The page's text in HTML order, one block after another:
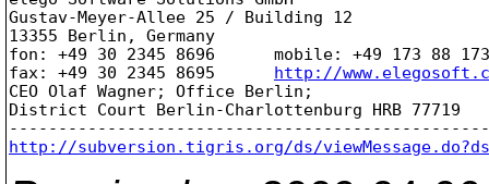
Gustav-Meyer-Allee 25 / Building 12
13355 Berlin, Germany
fon: +49 30 2345 8696      mobile: +49 173 88
fax: +49 30 2345 8695 http://
CEO Olaf Wagner; Office Berlin;
District Court Berlin-Charlottenburg HRB 77719
http://subversion.tigris.org/ds/